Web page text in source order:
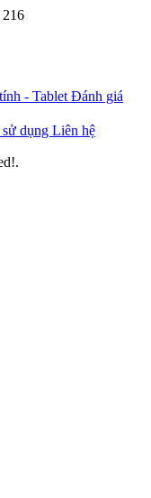
216
- Tablet Đánh giá
dụng Liên hệ